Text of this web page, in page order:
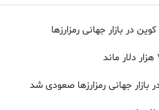
در بازار جهانی رمزارزها
بازار جهانی رمزارزها صعودی شد